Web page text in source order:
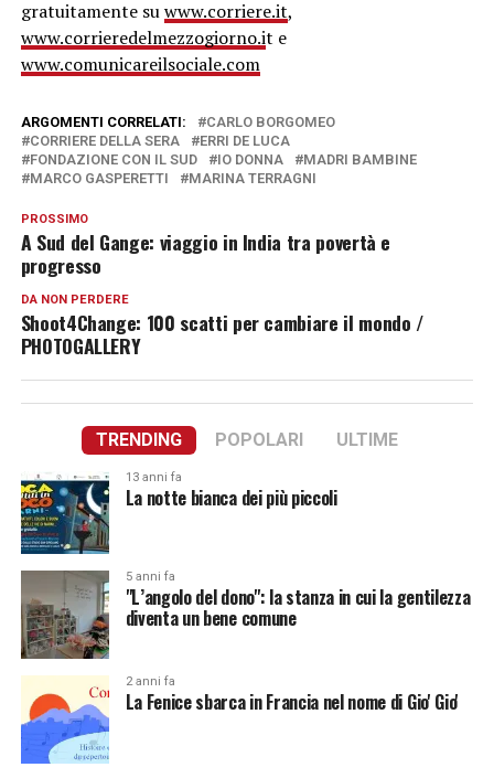
gratuitamente suwww.corriere.it,
www.corrieredelmezzogiorno.it e
www.comunicareilsociale.com
ARGOMENTI CORRELATI:
CARLO BORGOMEO
CORRIERE DELLA SERA
ERRI DE LUCA
FONDAZIONE CON IL SUD
IO DONNA
MADRI BAMBINE
MARCO GASPERETTI
MARINA TERRAGNI
PROSSIMO
A Sud del Gange: viaggio in India tra povertà e
progresso
DA NON PERDERE
Shoot4Change: 100 scatti per cambiare il mondo /
PHOTOGALLERY
TRENDING POPOLARI ULTIME
13 anni fa
La notte bianca dei più piccoli
5 anni fa
"L’angolo del dono": la stanza in cui la gentilezza
diventa un bene comune
2 anni fa
La Fenice sbarca in Francia nel nome di Gio' Gio'